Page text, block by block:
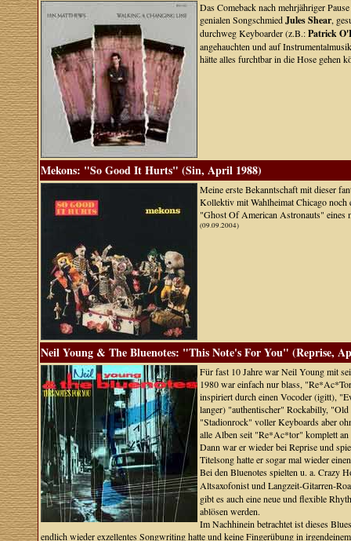
Das Comeback nach mehrjähriger
genialen SongschmiedJules Shear,
durchweg Keyboarder (z.B.:Patrick
angehauchten und auf
hätte alles furchtbar in die Hose gehen
Mekons: "So Good It Hurts" (Sin, April 1988)
Meine erste Bekanntschaft mit dieser
Kollektiv mit Wahlheimat Chicago noch
"Ghost Of American Astronauts" eines
(09.09.2004)
Neil Young & The Bluenotes: "This Note's For You" (Reprise,
Für fast 10 Jahre war Neil Young mit
1980 war einfach nur blass,
inspiriert durch einen Vocoder (igitt),
langer) "authentischer" Rockabilly,
"Stadionrock" voller Keyboards aber
alle Alben seit "Re*Ac*tor" komplett
Dann war er wieder bei Reprise und
Titelsong hatte er sogar mal wieder
Bei den Bluenotes spielten u. a. Crazy
Altsaxofonist und Langzeit-Gitarren-
gibt es auch eine neue und flexible
ablösen werden.
Im Nachhinein betrachtet ist dieses
endlich wieder exzellentes Songwriting hatte und keine Fingerübung in